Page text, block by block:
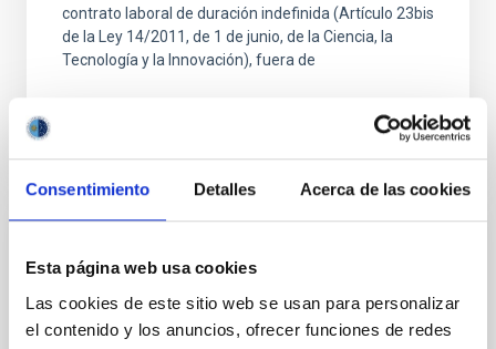
Consentimiento Detalles Acerca de las cookies
Esta página web usa cookies
Las cookies de este sitio web se usan para personalizar
el contenido y los anuncios, ofrecer funciones de redes
contrato laboral de duración indefinida (Artículo 23bis
de la Ley 14/2011, de 1 de junio, de la Ciencia, la
Tecnología y la Innovación), fuera de
UN CONTRATO - TÉCNICO/A DE TALLER -
ESPECIALIDAD MECÁNICA- FIJO